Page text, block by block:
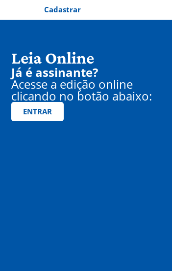
Cadastrar
Leia Online
Já é assinante?
Acesse a edição online
clicando no botão abaixo:
ENTRAR